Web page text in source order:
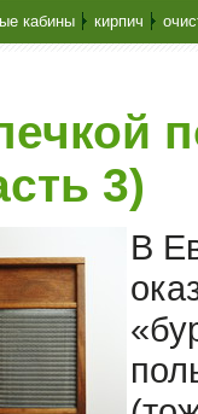
кабины кирпич
3)
В